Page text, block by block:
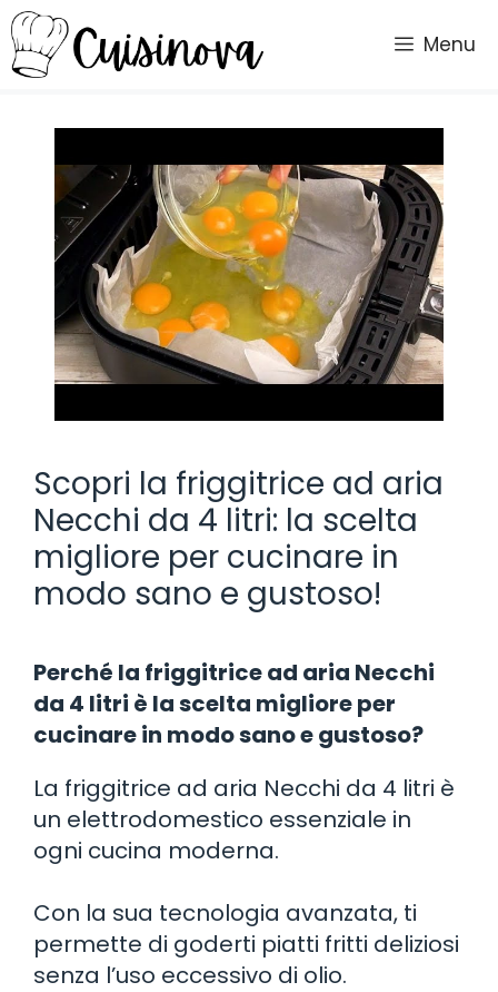
Vai
al
contenuto
Menu
Scopri la friggitrice ad aria
Necchi da 4 litri: la scelta
migliore per cucinare in
modo sano e gustoso!
Perché la friggitrice ad aria Necchi
da 4 litri è la scelta migliore per
cucinare in modo sano e gustoso?
La friggitrice ad aria Necchi da 4 litri è
un elettrodomestico essenziale in
ogni cucina moderna.
Con la sua tecnologia avanzata, ti
permette di goderti piatti fritti deliziosi
senza l’uso eccessivo di olio.